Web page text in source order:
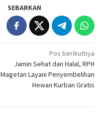
SEBARKAN
Pos berikutnya
Jamin Sehat dan Halal, RPH
Magetan Layani Penyembelihan
Hewan Kurban Gratis